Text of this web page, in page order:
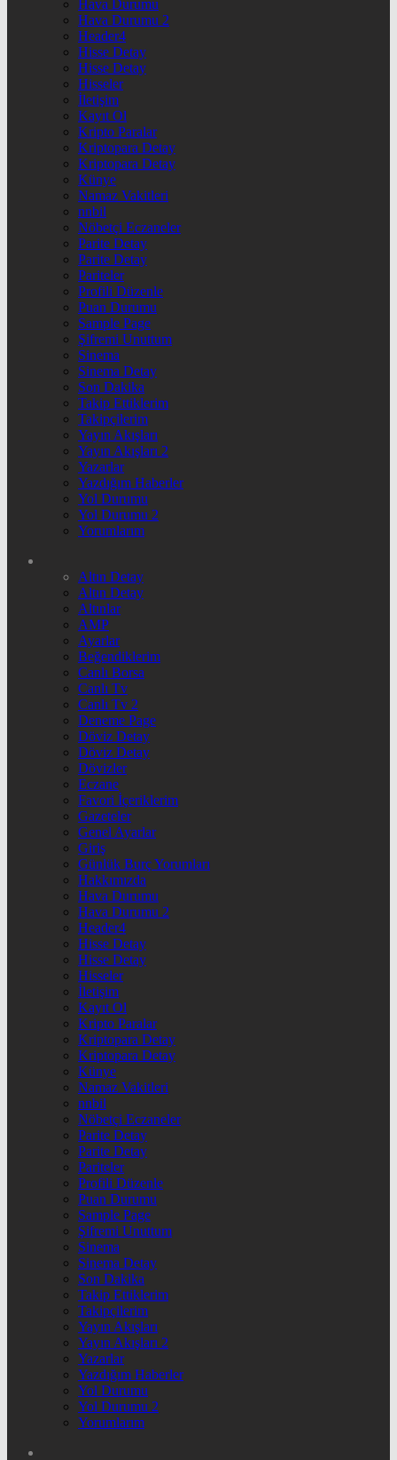
Hava Durumu
Hava Durumu 2
Header4
Hisse Detay
Hisse Detay
Hisseler
İletişim
Kayıt Ol
Kripto Paralar
Kriptopara Detay
Kriptopara Detay
Künye
Namaz Vakitleri
nnbil
Nöbetçi Eczaneler
Parite Detay
Parite Detay
Pariteler
Profili Düzenle
Puan Durumu
Sample Page
Şifremi Unuttum
Sinema
Sinema Detay
Son Dakika
Takip Ettiklerim
Takipçilerim
Yayın Akışları
Yayın Akışları 2
Yazarlar
Yazdığım Haberler
Yol Durumu
Yol Durumu 2
Yorumlarım
Altın Detay
Altın Detay
Altınlar
AMP
Ayarlar
Beğendiklerim
Canlı Borsa
Canlı Tv
Canlı Tv 2
Deneme Page
Döviz Detay
Döviz Detay
Dövizler
Eczane
Favori İçeriklerim
Gazeteler
Genel Ayarlar
Giriş
Günlük Burç Yorumları
Hakkımızda
Hava Durumu
Hava Durumu 2
Header4
Hisse Detay
Hisse Detay
Hisseler
İletişim
Kayıt Ol
Kripto Paralar
Kriptopara Detay
Kriptopara Detay
Künye
Namaz Vakitleri
nnbil
Nöbetçi Eczaneler
Parite Detay
Parite Detay
Pariteler
Profili Düzenle
Puan Durumu
Sample Page
Şifremi Unuttum
Sinema
Sinema Detay
Son Dakika
Takip Ettiklerim
Takipçilerim
Yayın Akışları
Yayın Akışları 2
Yazarlar
Yazdığım Haberler
Yol Durumu
Yol Durumu 2
Yorumlarım